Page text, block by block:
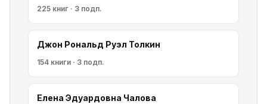
225 книг · 3 подп.
Джон Рональд Руэл Толкин
154 книги · 3 подп.
Елена Эдуардовна Чалова